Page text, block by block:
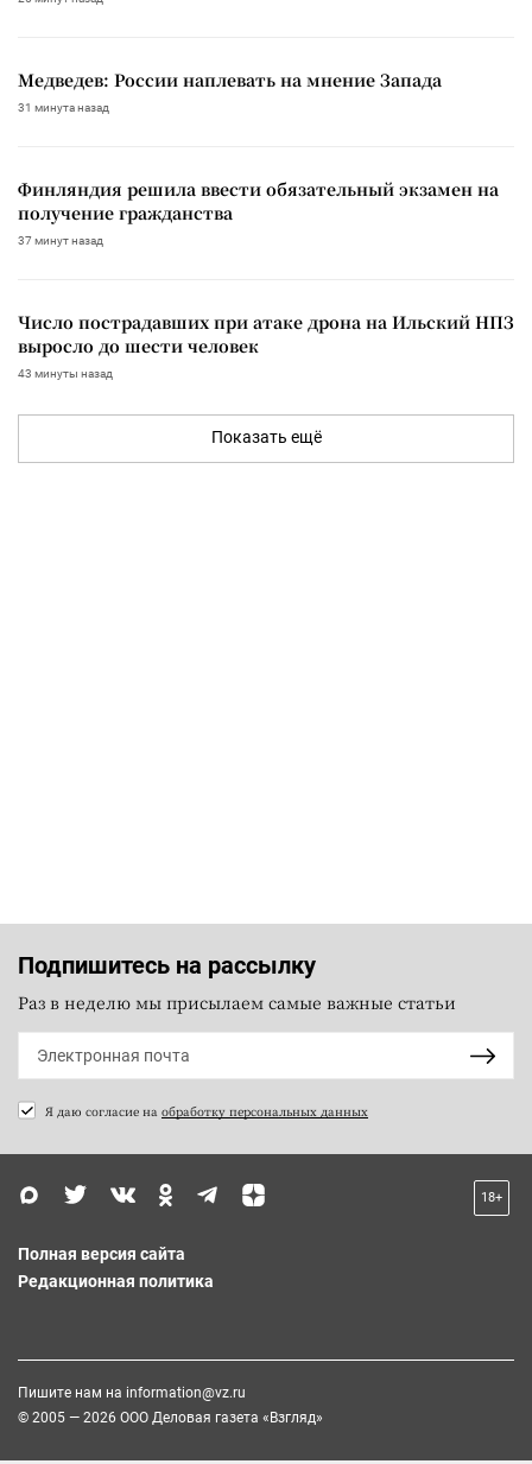
Медведев: России наплевать на мнение Запада
31 минута назад
Финляндия решила ввести обязательный экзамен на
получение гражданства
37 минут назад
Число пострадавших при атаке дрона на Ильский НПЗ
выросло до шести человек
43 минуты назад
Показать ещё
Подпишитесь на рассылку
Раз в неделю мы присылаем самые важные статьи
Я даю согласие на обработку персональных данных
18+
Полная версия сайта
Редакционная политика
Пишите нам на information@vz.ru
© 2005 — 2026 ООО Деловая газета «Взгляд»